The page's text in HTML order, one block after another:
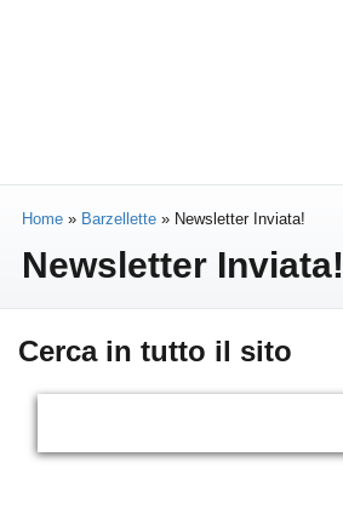
Home » Barzellette » Newsletter Inviata!
Newsletter Inviata!
Cerca in tutto il sito